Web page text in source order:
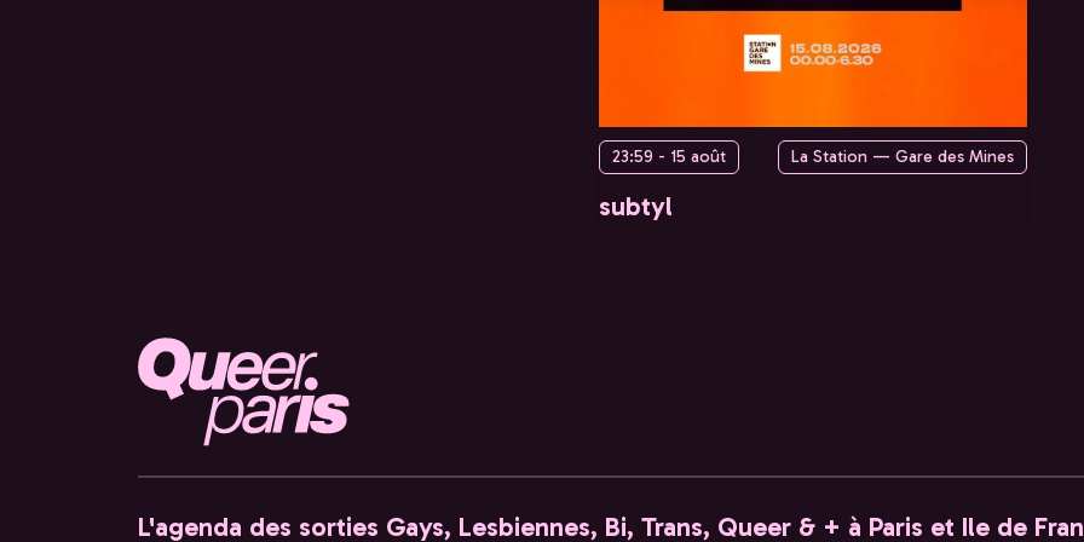
23:59 - 15 août La Station — Gare des Mines
subtyl
L'agenda des sorties Gays, Lesbiennes, Bi, Trans, Queer & + à Paris et Ile de